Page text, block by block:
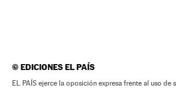
©EDICIONES EL PAÍS
EL PAÍS ejerce la oposición expresa frente al uso de